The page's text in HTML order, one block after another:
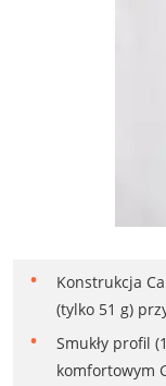
Konstrukcja
(tylko 51 g)
Smukły profil
komfortowym